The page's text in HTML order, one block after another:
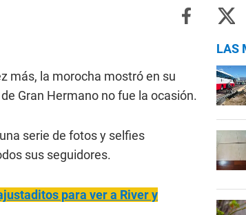
más, la morocha mostró en su
Gran Hermano no fue la ocasión.
serie de fotos y selfies
sus seguidores.
para ver a River y
LAS